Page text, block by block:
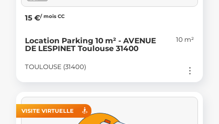
15 €/ mois CC
Location Parking 10 m² - AVENUE
DE LESPINET Toulouse 31400
10 m²
TOULOUSE (31400)
VISITE VIRTUELLE